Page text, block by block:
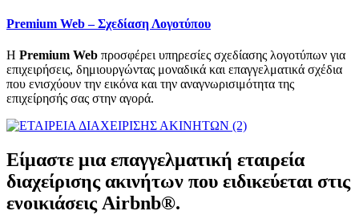
Premium Web – Σχεδίαση Λογοτύπου
Η Premium Web προσφέρει υπηρεσίες σχεδίασης λογοτύπων για
επιχειρήσεις, δημιουργώντας μοναδικά και επαγγελματικά σχέδια
που ενισχύουν την εικόνα και την αναγνωρισιμότητα της
επιχείρησής σας στην αγορά.
Είμαστε μια επαγγελματική εταιρεία
διαχείρισης ακινήτων που ειδικεύεται στις
ενοικιάσεις Airbnb®.